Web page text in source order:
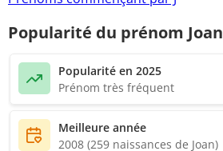
Popularité du prénom Joan
Popularité en 2025
Prénom très fréquent
Meilleure année
2008 (259 naissances de Joan)